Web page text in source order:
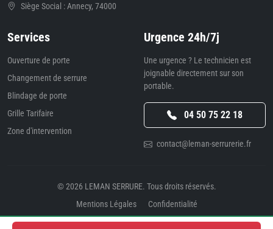
Siège Social : Annecy, 74000
Services
Ouverture de porte
Changement de serrure
Blindage de porte
Grille Tarifaire
Zone d'intervention
Urgence 24h/7j
Une urgence ? Le technicien est
joignable directement sur son
portable.
04 50 75 22 18
contact@leman-serrurerie.fr
© 2026 LEMAN SERRURE. Tous droits réservés.
Mentions Légales
Confidentialité